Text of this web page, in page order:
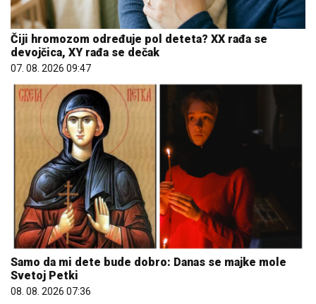
Čiji hromozom određuje pol deteta? XX rađa se
devojčica, XY rađa se dečak
07. 08. 2026 09:47
Samo da mi dete bude dobro: Danas se majke mole
Svetoj Petki
08. 08. 2026 07:36